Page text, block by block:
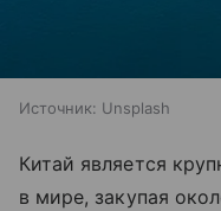
Источник: Unsplash
Китай является
в мире, закупая